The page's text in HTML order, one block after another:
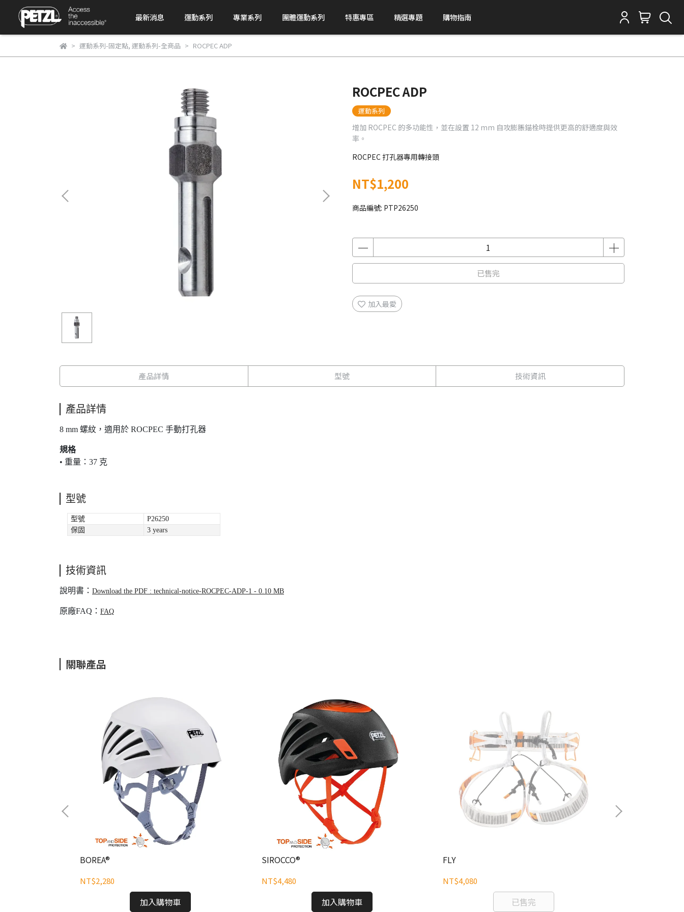
最新消息 運動系列 專業系列 團體運動系列 特惠專區 精選專題 購物指南
運動系列-固定點, 運動系列-全商品 ROCPEC ADP
ROCPEC ADP
運動系列
增加 ROCPEC 的多功能性，並在設置 12 mm 自攻膨脹錨栓時提供更高的舒適度與效
率。
ROCPEC 打孔器專用轉接頭
NT$1,200
商品編號: PTP26250
已售完
加入最愛
產品詳情 型號 技術資訊
產品詳情
8 mm 螺紋，適用於 ROCPEC 手動打孔器
規格
• 重量：37 克
型號
型號
P26250
保固
3 years
技術資訊
說明書： Download the PDF : technical-notice-ROCPEC-ADP-1 - 0.10 MB
原廠FAQ： FAQ
關聯產品
BOREA®
NT$2,280
加入購物車
SIROCCO®
NT$4,480
加入購物車
FLY
NT$4,080
已售完